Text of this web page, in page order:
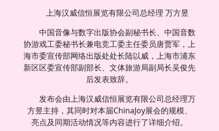
上海汉威信恒展览有限公司总经理 万方昱
中国音像与数字出版协会副秘书长、中国音数
协游戏工委秘书长兼电竞工委主任委员唐贾军，上
海市委宣传部网络出版处处长陆以威，上海市浦东
新区区委宣传部副部长、文体旅游局副局长吴俊先
后发表致辞。
发布会由上海汉威信恒展览有限公司总经理万
方昱主持，其同时对本届ChinaJoy展会的规模、
亮点及同期活动情况等内容进行了详细介绍。